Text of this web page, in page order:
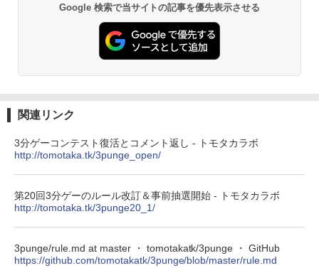
Robloxギフトカード - 1000 Robux 【限
定バーチャルアイテムを含む】 【オンラ
インゲームコード】 ロブロックス |オン
ラインコード版
4(最新 永続版)|オンラインコード版|Wind
ows11、10/mac対応|PC2台
￥39,582
Windows版 | Minecraft (マインクラフ
ト): Java & Bedrock Edition | オンライ
非エンジニア 初心者 素人 でも安心 使い
にもKindle出版にも！ 非エンジニアのた
めのAIコーディング入門シリーズ
￥480
FM TOWNS ハイパー・カタログ: 本体ハ
ードウェア・市販ソフトウェアのパーフ
ェクトリストと最新エミュレータ紹介
￥1,600
Amazon Kindle Colorsoft | 16GBストレ
ージ、防水、7インチカラーディスプレ
イ、色調調節ライト、最大8週間持続バッ
New Amazon Kindle Scribe Colorsoft |
11インチカラーディスプレイ、64GBスト
レージ、ノート機能搭載、明るさ自動調
き、グラファイト
XTEINK X3 電子書籍リーダー 3.7インチ
Google 検索で当サイトの記事を優先表示させる
関連リンク
3分ゲーコンテスト復活とコメント返し - トモタカラボ
http://tomotaka.tk/3punge_open/
第20回3分ゲーのルール改訂＆事前抽選開始 - トモタカラボ
http://tomotaka.tk/3punge20_1/
3punge/rule.md at master ・ tomotakatk/3punge ・ GitHub
https://github.com/tomotakatk/3punge/blob/master/rule.md